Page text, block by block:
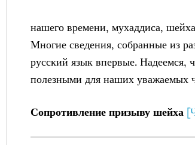
нашего времени, мухаддиса,
Многие сведения, собранные из
русский язык впервые. Надеемся,
полезными для наших уважаемых
Сопротивление призыву шейха